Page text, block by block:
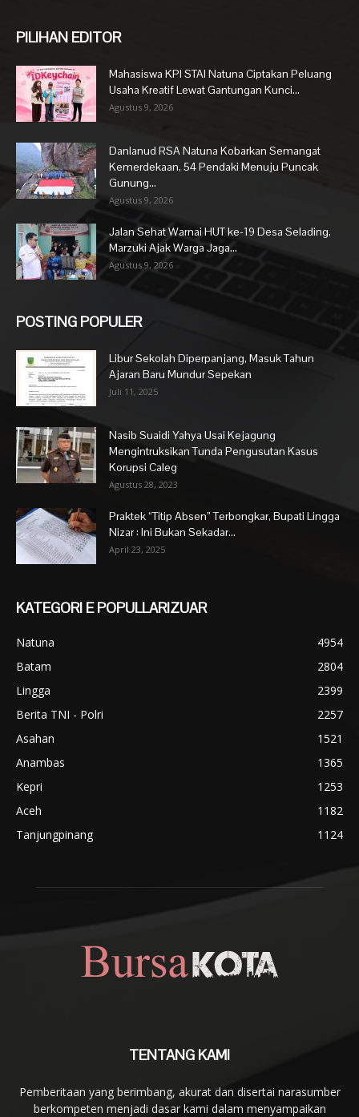
PILIHAN EDITOR
Mahasiswa KPI STAI Natuna Ciptakan Peluang
Usaha Kreatif Lewat Gantungan Kunci...
Agustus 9, 2026
Danlanud RSA Natuna Kobarkan Semangat
Kemerdekaan, 54 Pendaki Menuju Puncak
Gunung...
Agustus 9, 2026
Jalan Sehat Warnai HUT ke-19 Desa Selading,
Marzuki Ajak Warga Jaga...
Agustus 9, 2026
POSTING POPULER
Libur Sekolah Diperpanjang, Masuk Tahun
Ajaran Baru Mundur Sepekan
Juli 11, 2025
Nasib Suaidi Yahya Usai Kejagung
Mengintruksikan Tunda Pengusutan Kasus
Korupsi Caleg
Agustus 28, 2023
Praktek “Titip Absen” Terbongkar, Bupati Lingga
Nizar : Ini Bukan Sekadar...
April 23, 2025
KATEGORI E POPULLARIZUAR
Natuna
4954
Batam
2804
Lingga
2399
Berita TNI - Polri
2257
Asahan
1521
Anambas
1365
Kepri
1253
Aceh
1182
Tanjungpinang
1124
TENTANG KAMI
Pemberitaan yang berimbang, akurat dan disertai narasumber
berkompeten menjadi dasar kami dalam menyampaikan